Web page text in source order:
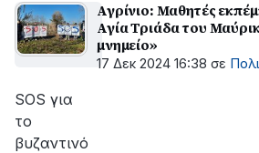
Αγρίνιο: Μαθητές
Αγία Τριάδα του
μνημείο»
17 Δεκ 2024 16:38 σε
SOS για
το
βυζαντινό